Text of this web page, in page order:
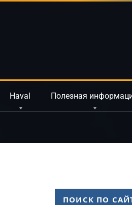
Haval Полезная
ПОИСК ПО